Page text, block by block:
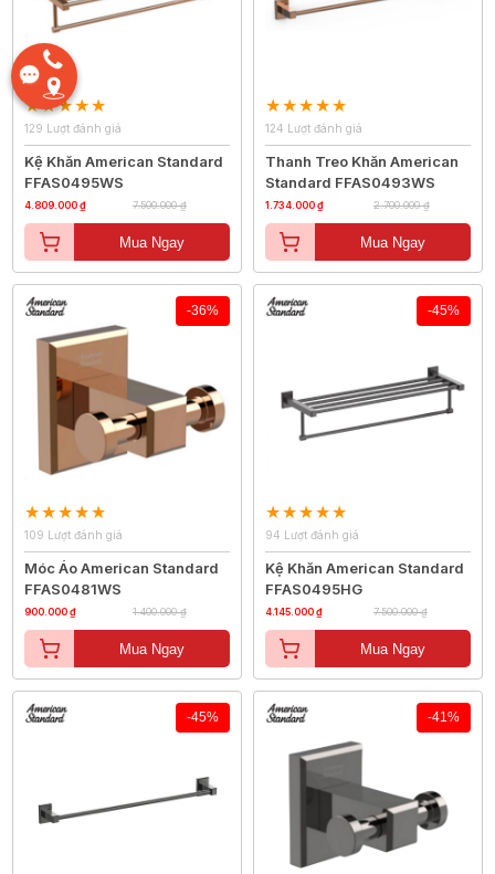
129 Lượt đánh giá
Kệ Khăn American Standard
FFAS0495WS
4.809.000 ₫ 7.500.000 ₫
Mua Ngay
124 Lượt đánh giá
Thanh Treo Khăn American
Standard FFAS0493WS
1.734.000 ₫ 2.700.000 ₫
Mua Ngay
-36%
109 Lượt đánh giá
Móc Áo American Standard
FFAS0481WS
900.000 ₫ 1.400.000 ₫
Mua Ngay
-45%
94 Lượt đánh giá
Kệ Khăn American Standard
FFAS0495HG
4.145.000 ₫ 7.500.000 ₫
Mua Ngay
-45% -41%